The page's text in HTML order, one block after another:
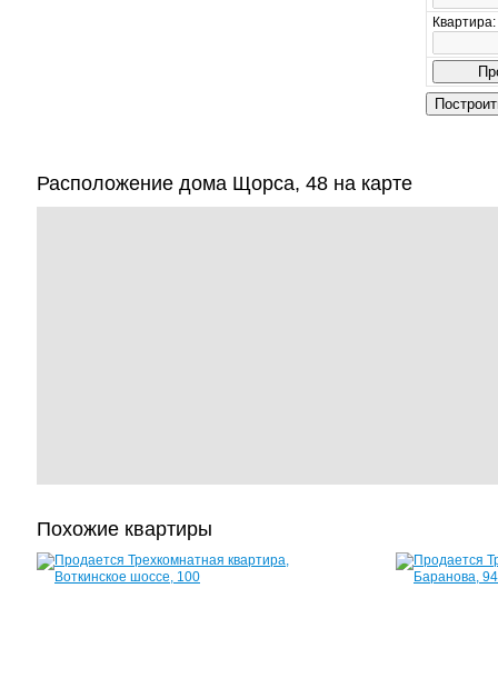
Квартира:
Расположение дома Щорса, 48 на карте
Похожие квартиры
Квартира,
Воткинское